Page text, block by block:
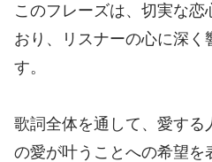
このフレーズは、切実な恋
おり、リスナーの心に深く
す。
歌詞全体を通して、愛する
の愛が叶うことへの希望を